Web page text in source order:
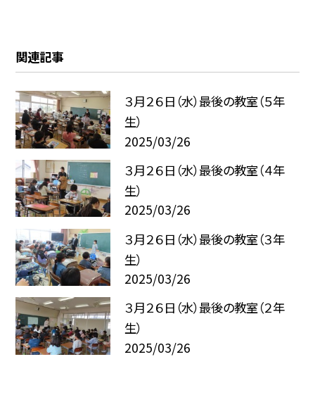
関連記事
３月２６日（水）最後の教室（５年
生）
2025/03/26
３月２６日（水）最後の教室（４年
生）
2025/03/26
３月２６日（水）最後の教室（３年
生）
2025/03/26
３月２６日（水）最後の教室（２年
生）
2025/03/26